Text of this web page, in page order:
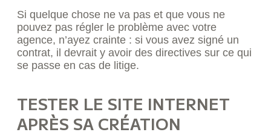
Si quelque chose ne va pas et que vous ne
pouvez pas régler le problème avec votre
agence, n’ayez crainte : si vous avez signé un
contrat, il devrait y avoir des directives sur ce qui
se passe en cas de litige.
TESTER LE SITE INTERNET
APRÈS SA CRÉATION